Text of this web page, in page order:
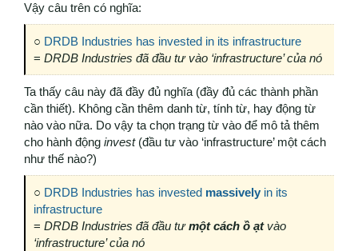
Vậy câu trên có nghĩa:
○ DRDB Industries has invested in its infrastructure
= DRDB Industries đã đầu tư vào ‘infrastructure’ của nó
Ta thấy câu này đã đầy đủ nghĩa (đầy đủ các thành phần
cần thiết). Không cần thêm danh từ, tính từ, hay động từ
nào vào nữa. Do vậy ta chọn trạng từ vào để mô tả thêm
cho hành động invest(đầu tư vào ‘infrastructure’ một cách
như thế nào?)
○ DRDB Industries has invested massively in its
infrastructure
= DRDB Industries đã đầu tưmột cách ồ ạtvào
‘infrastructure’ của nó